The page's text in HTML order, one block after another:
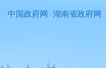
中国政府网 湖南省政府网